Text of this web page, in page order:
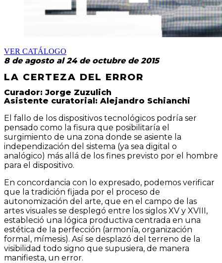
VER CATÁLOGO
8 de agosto al 24 de octubre de 2015
LA CERTEZA DEL ERROR
Curador: Jorge Zuzulich
Asistente curatorial: Alejandro Schianchi
El fallo de los dispositivos tecnológicos podría ser
pensado como la fisura que posibilitaría el
surgimiento de una zona donde se asiente la
independización del sistema (ya sea digital o
analógico) más allá de los fines previsto por el hombre
para el dispositivo.
En concordancia con lo expresado, podemos verificar
que la tradición fijada por el proceso de
autonomización del arte, que en el campo de las
artes visuales se desplegó entre los siglos XV y XVIII,
estableció una lógica productiva centrada en una
estética de la perfección (armonía, organización
formal, mímesis). Así se desplazó del terreno de la
visibilidad todo signo que supusiera, de manera
manifiesta, un error.